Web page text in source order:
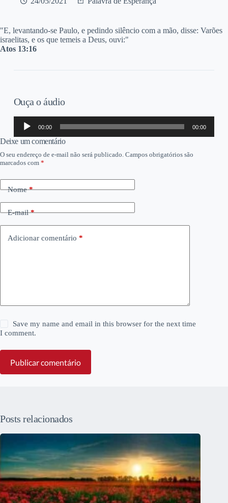
"E, levantando-se Paulo, e pedindo silêncio com a mão, disse: Varões
israelitas, e os que temeis a Deus, ouvi:"
Atos 13:16
Ouça o áudio
Tocador
áudio
00:00 00:00
Deixe um comentário
O seu endereço de e-mail não será publicado. Campos obrigatórios são
marcados com *
Nome*
E-mail*
Adicionar comentário *
Save my name and email in this browser for the next time
I comment.
Publicar comentário
Posts relacionados